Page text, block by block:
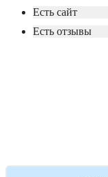
Есть сайт
Есть отзывы